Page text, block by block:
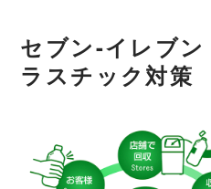
セブン-イレブ
ラスチック対策